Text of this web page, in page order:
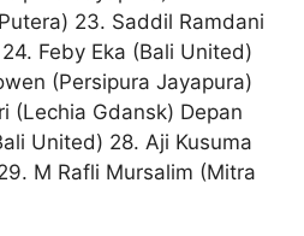
23. Saddil Ramdani
Feby Eka (Bali United)
(Persipura Jayapura)
(Lechia Gdansk) Depan
United) 28. Aji Kusuma
M Rafli Mursalim (Mitra